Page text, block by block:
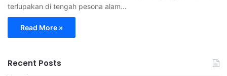
terlupakan di tengah pesona alam…
Read More »
Recent Posts